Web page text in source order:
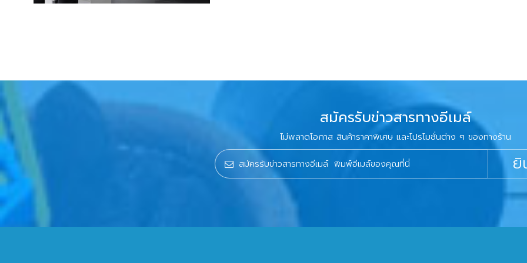
สมัครรับข่าวสารทางอีเมล์
ไม่พลาดโอกาส สินค้าราคาพิเศษ และโปรโมชั่นต่าง ๆ ของทางร้าน
ยิ